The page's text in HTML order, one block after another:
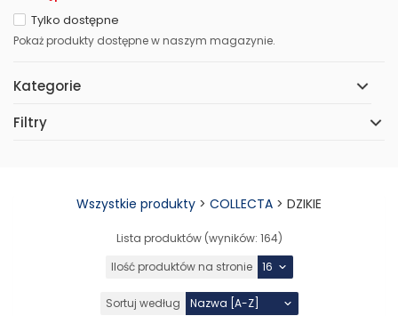
Tylko dostępne
Pokaż produkty dostępne w naszym magazynie.
Kategorie
Filtry
Wszystkie produkty > COLLECTA > DZIKIE
Lista produktów (wyników: 164)
Ilość produktów na stronie
Sortuj według